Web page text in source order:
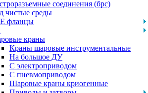
соединения (брс)
чистые среды
фланцы
краны
Краны шаровые инструментальные
На большое ДУ
С электроприводом
С пневмоприводом
Шаровые краны криогенные